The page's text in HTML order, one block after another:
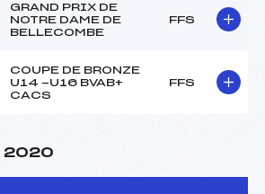
GRAND PRIX DE
NOTRE DAME DE
BELLECOMBE
FFS
COUPE DE BRONZE
U14 -U16 BVAB+
CACS
FFS
2020